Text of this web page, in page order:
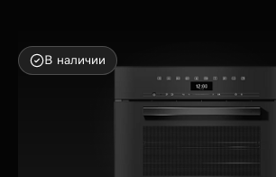
В наличии